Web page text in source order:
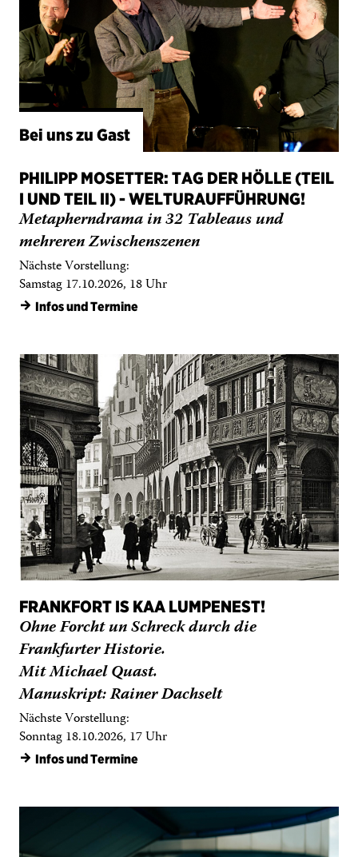
Bei uns zu Gast
PHILIPP MOSETTER: TAG DER HÖLLE (TEIL
I UND TEIL II) - WELTURAUFFÜHRUNG!
Metapherndrama in 32 Tableaus und
mehreren Zwischenszenen
Nächste Vorstellung:
Samstag 17.10.2026, 18 Uhr
→ Infos und Termine
FRANKFORT IS KAA LUMPENEST!
Ohne Forcht un Schreck durch die
Frankfurter Historie.
Mit Michael Quast.
Manuskript: Rainer Dachselt
Nächste Vorstellung:
Sonntag 18.10.2026, 17 Uhr
→ Infos und Termine